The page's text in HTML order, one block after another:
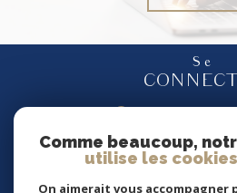
Se
espace
Nous
Comme beaucoup,
utilise les cookies
On aimerait vous accompagner